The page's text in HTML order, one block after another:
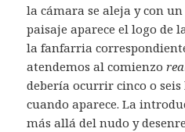
la cámara se aleja y con
paisaje aparece el logo de
la fanfarria
atendemos al comienzo
debería ocurrir cinco o seis
cuando aparece. La
más allá del nudo y